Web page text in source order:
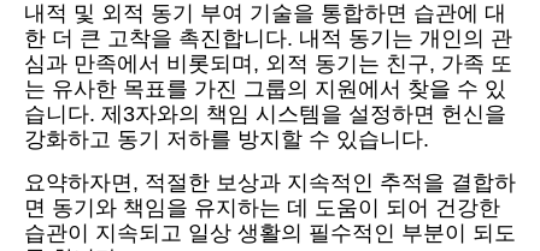
내적 및 외적 동기 부여 기술을 통합하면 습관에 대
한 더 큰 고착을 촉진합니다. 내적 동기는 개인의 관
심과 만족에서 비롯되며, 외적 동기는 친구, 가족 또
는 유사한 목표를 가진 그룹의 지원에서 찾을 수 있
습니다. 제3자와의 책임 시스템을 설정하면 헌신을
강화하고 동기 저하를 방지할 수 있습니다.
요약하자면, 적절한 보상과 지속적인 추적을 결합하
면 동기와 책임을 유지하는 데 도움이 되어 건강한
습관이 지속되고 일상 생활의 필수적인 부분이 되도